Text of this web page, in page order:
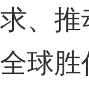
求、推
全球